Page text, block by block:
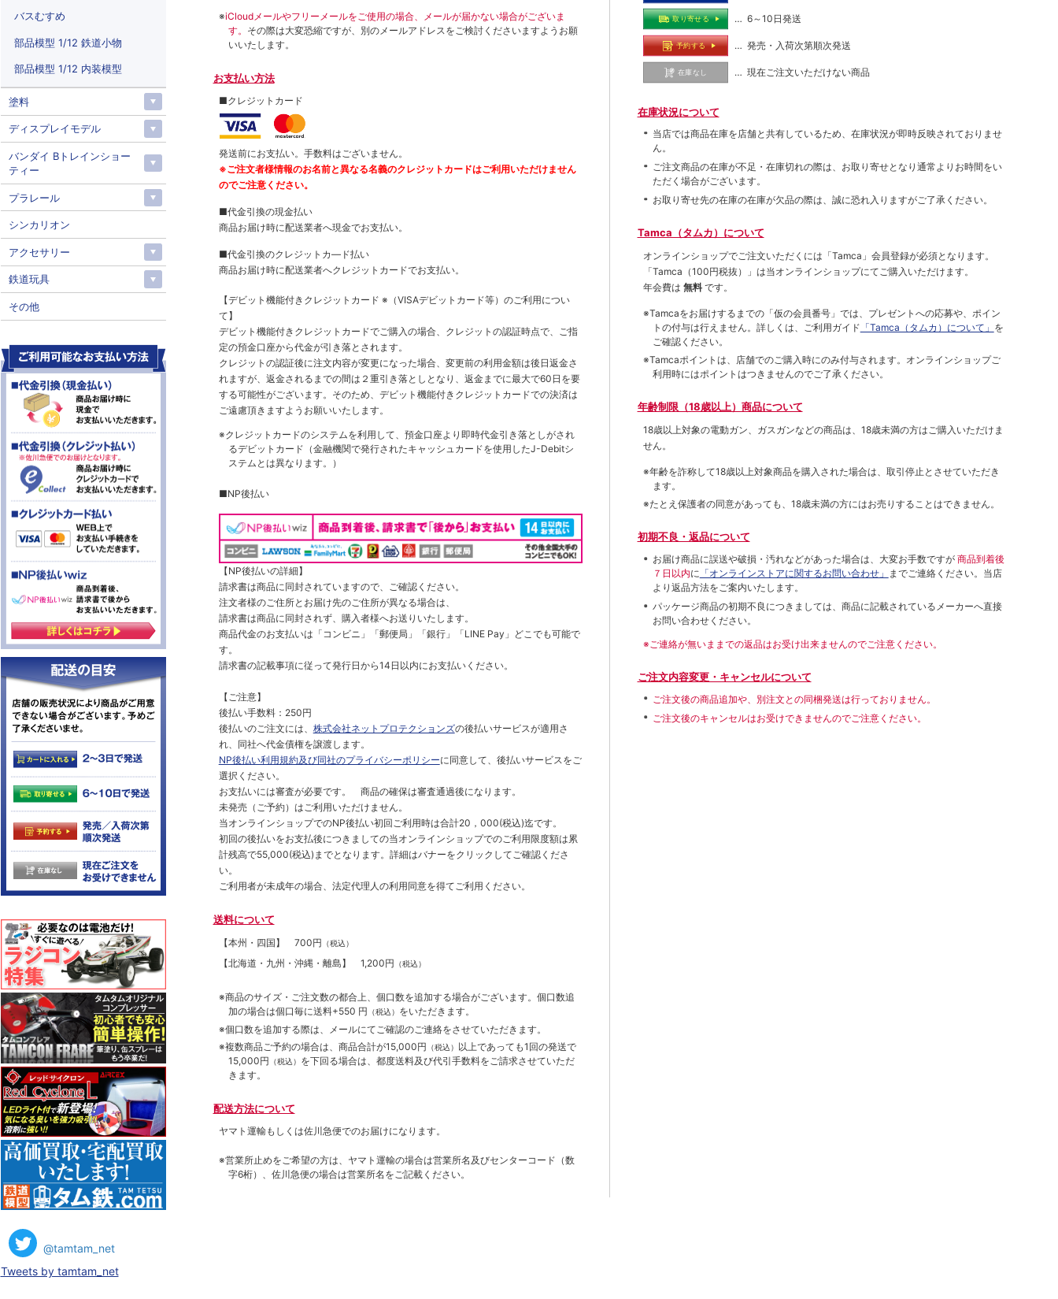
※iCloudメールやフリーメールをご使用の場合、メールが届かない場合がございま
す。 その際は大変恐縮ですが、別のメールアドレスをご検討くださいますようお願
いいたします。
お支払い方法
■クレジットカード
発送前にお支払い。手数料はございません。
※ご注文者様情報のお名前と異なる名義のクレジットカードはご利用いただけません
のでご注意ください。
■代金引換の現金払い
商品お届け時に配送業者へ現金でお支払い。
■代金引換のクレジットカ―ド払い
商品お届け時に配送業者へクレジットカードでお支払い。
【デビット機能付きクレジットカード ※（VISAデビットカード等） のご利用につい
て】
デビット機能付きクレジットカードでご購入の場合、クレジットの認証時点で、ご指
定の預金口座から代金が引き落とされます。
クレジットの認証後に注文内容が変更になった場合、変更前の利用金額は後日返金さ
れますが、返金されるまでの間は２重引き落としとなり、返金までに最大で60日を要
する可能性がございます。そのため、デビット機能付きクレジットカードでの決済は
ご遠慮頂きますようお願いいたします。
※クレジットカードのシステムを利用して、預金口座より即時代金引き落としがされ
るデビットカード（金融機関で発行されたキャッシュカードを使用したJ-Debitシ
ステムとは異なります。）
■NP後払い
【NP後払いの詳細】
請求書は商品に同封されていますので、ご確認ください。
注文者様のご住所とお届け先のご住所が異なる場合は、
請求書は商品に同封されず、購入者様へお送りいたします。
商品代金のお支払いは「コンビニ」「郵便局」「銀行」「LINE Pay」どこでも可能で
す。
請求書の記載事項に従って発行日から14日以内にお支払いください。
【ご注意】
後払い手数料：250円
後払いのご注文には、 株式会社ネットプロテクションズの後払いサービスが適用さ
れ、同社へ代金債権を譲渡します。
NP後払い利用規約及び同社のプライバシーポリシーに同意して、後払いサービスをご
選択ください。
お支払いには審査が必要です。 商品の確保は審査通過後になります。
未発売（ご予約）はご利用いただけません。
当オンラインショップでのNP後払い初回ご利用時は合計20，000(税込)迄です。
初回の後払いをお支払後につきましての当オンラインショップでのご利用限度額は累
計残高で55,000(税込)までとなります。詳細はバナーをクリックしてご確認くださ
い。
ご利用者が未成年の場合、法定代理人の利用同意を得てご利用ください。
送料について
【本州・四国】 700円 （税込）
【北海道・九州・沖縄・離島】 1,200円 （税込）
※商品のサイズ・ご注文数の都合上、個口数を追加する場合がございます。個口数追
加の場合は個口毎に送料+550 円 （税込） をいただきます。
※個口数を追加する際は、メールにてご確認のご連絡をさせていただきます。
※複数商品ご予約の場合は、商品合計が15,000円 （税込） 以上であっても1回の発送で
15,000円 （税込） を下回る場合は、都度送料及び代引手数料をご請求させていただ
きます。
配送方法について
ヤマト運輸もしくは佐川急便でのお届けになります。
※営業所止めをご希望の方は、ヤマト運輸の場合は営業所名及びセンターコード（数
字6桁）、佐川急便の場合は営業所名をご記載ください。
取り寄せる … 6～10日発送
予約する … 発売・入荷次第順次発送
在庫なし … 現在ご注文いただけない商品
在庫状況について
当店では商品在庫を店舗と共有しているため、在庫状況が即時反映されておりませ
ん。
ご注文商品の在庫が不足・在庫切れの際は、お取り寄せとなり通常よりお時間をい
ただく場合がございます。
お取り寄せ先の在庫の在庫が欠品の際は、誠に恐れ入りますがご了承ください。
Tamca（タムカ）について
オンラインショップでご注⽂いただくには「Tamca」会員登録が必須となります。
「Tamca （100円税抜）
」は当オンラインショップにてご購⼊いただけます。
年会費は 無料 です。
※Tamcaをお届けするまでの「仮の会員番号」では、プレゼントへの応募や、ポイン
トの付与は⾏えません。詳しくは、ご利⽤ガイド 「Tamca（タムカ）について」 を
ご確認ください。
※Tamcaポイントは、店舗でのご購⼊時にのみ付与されます。オンラインショップご
利用時にはポイントはつきませんのでご了承ください。
年齢制限（18歳以上）商品について
18歳以上対象の電動ガン、ガスガンなどの商品は、18歳未満の方はご購入いただけま
せん。
※年齢を詐称して18歳以上対象商品を購入された場合は、取引停止とさせていただき
ます。
※たとえ保護者の同意があっても、18歳未満の方にはお売りすることはできません。
初期不良・返品について
お届け商品に誤送や破損・汚れなどがあった場合は、大変お手数ですが 商品到着後
７日以内に 「オンラインストアに関するお問い合わせ」 までご連絡ください。当店
より返品方法をご案内いたします。
パッケージ商品の初期不良につきましては、商品に記載されているメーカーへ直接
お問い合わせください。
※ご連絡が無いままでの返品はお受け出来ませんのでご注意ください。
ご注文内容変更・キャンセルについて
ご注文後の商品追加や、別注文との同梱発送は行っておりません。
ご注文後のキャンセルはお受けできませんのでご注意ください。
バスむすめ
部品模型 1/12 鉄道小物
部品模型 1/12 内装模型
塗料
ディスプレイモデル
バンダイ Bトレインショー
ティー
プラレール
シンカリオン
アクセサリー
鉄道玩具
その他
@tamtam_net
Tweets by tamtam_net